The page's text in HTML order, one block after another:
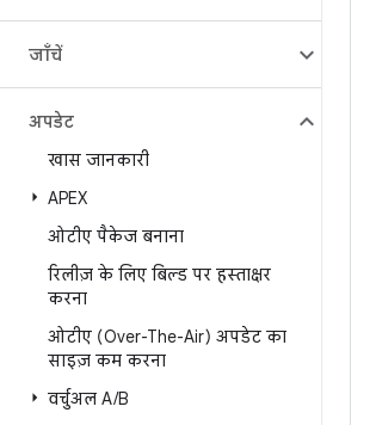
जाँचें
अपडेट
खास जानकारी
APEX
ओटीए पैकेज बनाना
रिलीज़ के लिए बिल्ड पर हस्ताक्षर
करना
ओटीए (Over-The-Air) अपडेट का
साइज़ कम करना
वर्चुअल A/B